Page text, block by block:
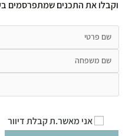
וקבלו את התכנים שמתפרסמים
אני מאשר.ת קבלת דיוור